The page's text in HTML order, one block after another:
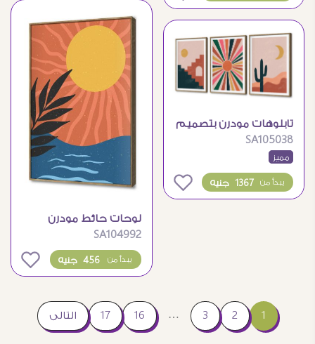
تابلوهات مودرن بتصميم
صحراوي بوهيمي جذاب
SA105038
مميز
1367 جنيه يبدأ من 0
لوحات حائط مودرن
بتصميم شروق الشمس
على البحر
SA104992
456 جنيه يبدأ من 0
1
2
3
…
16
17 التالى